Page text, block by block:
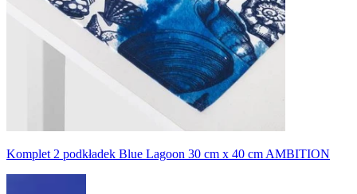
Komplet 2 podkładek Blue Lagoon 30 cm x 40 cm AMBITION